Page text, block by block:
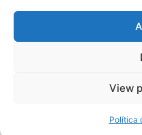
View
Política
Recent
Nenhum comentário
© 2026 Receitas Eco